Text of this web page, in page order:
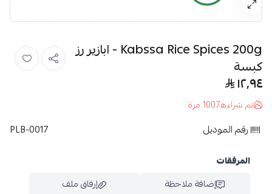
Kabssa Rice Spices 200g - ابازير رز
كبسة
١٢٫٩٤
تم شراءه1007مرة
رقم الموديل PLB-0017
المرفقات
إضافة ملاحظة
إرفاق ملف